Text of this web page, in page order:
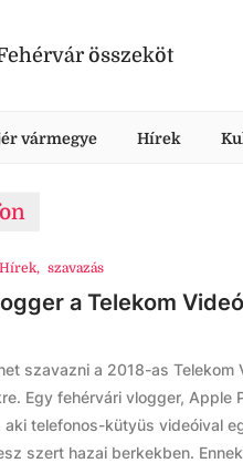
összeköt
vármegye Hírek
Hírek, szavazás
a Telekom
szavazni a 2018-as Telekom
Egy fehérvári vlogger, Apple
aki telefonos-kütyüs videóival
szert hazai berkekben.